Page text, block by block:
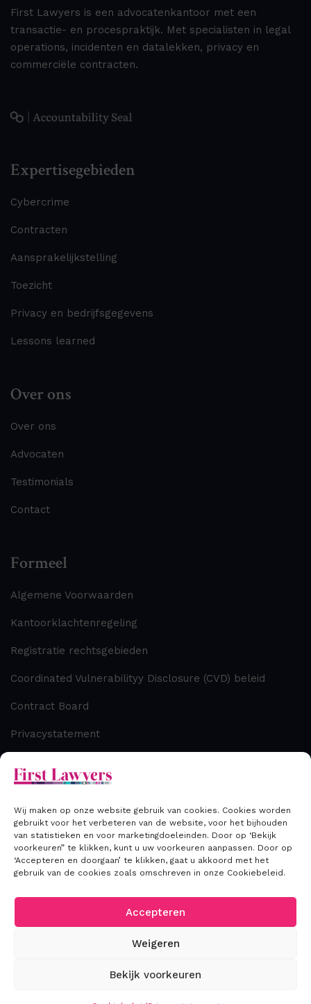
Wij maken op onze website gebruik van cookies. Cookies worden
gebruikt voor het verbeteren van de website, voor het bijhouden
van statistieken en voor marketingdoeleinden. Door op ‘Bekijk
voorkeuren” te klikken, kunt u uw voorkeuren aanpassen. Door op
‘Accepteren en doorgaan’ te klikken, gaat u akkoord met het
gebruik van de cookies zoals omschreven in onze Cookiebeleid.
Accepteren
Weigeren
Bekijk voorkeuren
First Lawyers is een advocatenkantoor met een
transactie- en procespraktijk. Met specialisten in legal
operations, incidenten en datalekken, privacy en
commerciële contracten.
Expertisegebieden
Cybercrime
Contracten
Aansprakelijkstelling
Toezicht
Privacy en bedrijfsgegevens
Lessons learned
Over ons
Over ons
Advocaten
Testimonials
Contact
Formeel
Algemene Voorwaarden
Kantoorklachtenregeling
Registratie rechtsgebieden
Coordinated Vulnerabilityy Disclosure (CVD) beleid
Contract Board
Privacystatement
Contact
T: +31 (0) 70 306 00 33
E: info@firstlawyers.nl